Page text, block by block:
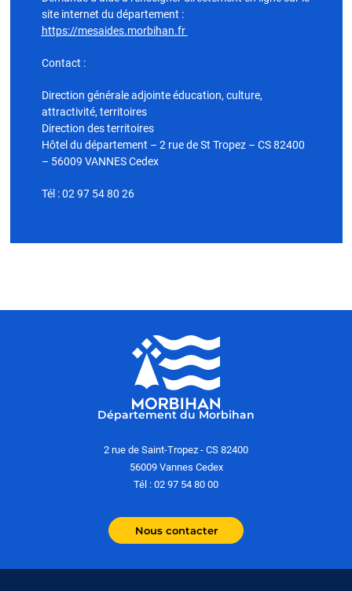
site internet du département :
https://mesaides.morbihan.fr
Contact :
Direction générale adjointe éducation, culture,
attractivité, territoires
Direction des territoires
Hôtel du département – 2 rue de St Tropez – CS 82400
– 56009 VANNES Cedex
Tél : 02 97 54 80 26
Département du Morbihan
2 rue de Saint-Tropez - CS 82400
56009 Vannes Cedex
Tél : 02 97 54 80 00
Nous contacter